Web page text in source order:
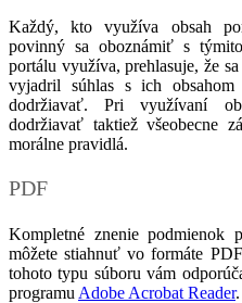
Každý, kto využíva obsah
povinný sa oboznámiť s
portálu využíva, prehlasuje, že
vyjadril súhlas s ich
dodržiavať. Pri využívaní
dodržiavať taktiež všeobecne
morálne pravidlá.
PDF
Kompletné znenie podmienok
môžete stiahnuť vo formáte
tohoto typu súboru vám
programu Adobe Acrobat Reader.